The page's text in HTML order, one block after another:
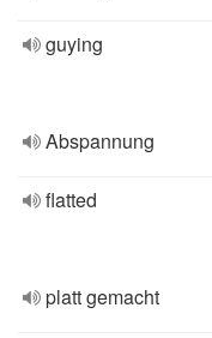
guying
Abspannung
flatted
platt gemacht